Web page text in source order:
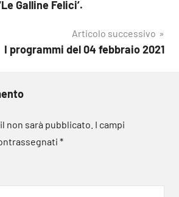
Galline Felici’.
Articolo successivo
I programmi del 04 febbraio 2021
non sarà pubblicato. I campi
*